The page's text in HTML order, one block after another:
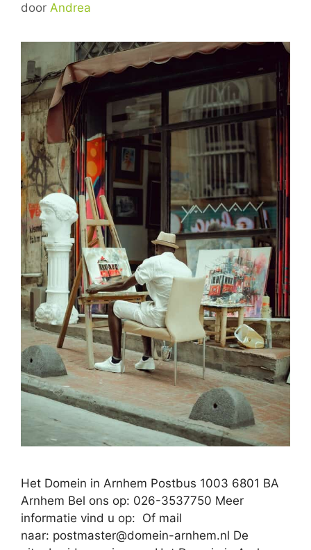
door Andrea
Het Domein in Arnhem Postbus 1003 6801 BA
Arnhem Bel ons op: 026-3537750 Meer
informatie vind u op: Of mail
naar: postmaster@domein-arnhem.nl De